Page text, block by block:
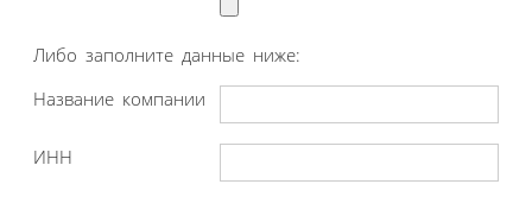
Либо заполните данные ниже:
Название компании
ИНН